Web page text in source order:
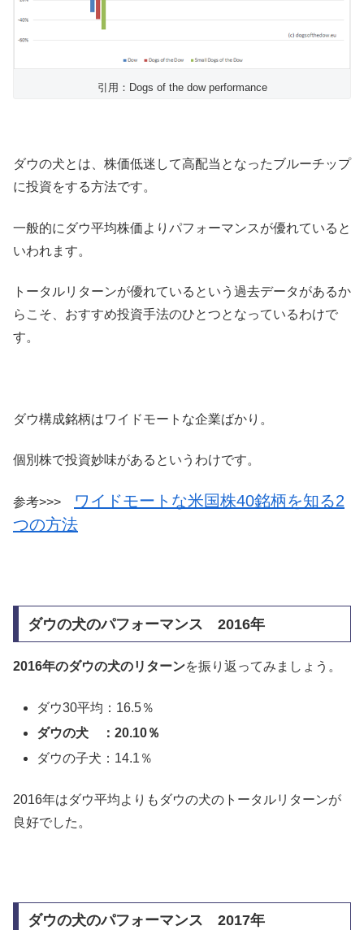
引用：Dogs of the dow performance
ダウの犬とは、株価低迷して高配当となったブルーチップ
に投資をする方法です。
一般的にダウ平均株価よりパフォーマンスが優れていると
いわれます。
トータルリターンが優れているという過去データがあるか
らこそ、おすすめ投資手法のひとつとなっているわけで
す。
ダウ構成銘柄はワイドモートな企業ばかり。
個別株で投資妙味があるというわけです。
参考>>>
ワイドモートな米国株40銘柄を知る2
つの方法
ダウの犬のパフォーマンス 2016年
2016年のダウの犬のリターンを振り返ってみましょう。
ダウ30平均：16.5％
ダウの犬 ：20.10％
ダウの子犬：14.1％
2016年はダウ平均よりもダウの犬のトータルリターンが
良好でした。
ダウの犬のパフォーマンス 2017年